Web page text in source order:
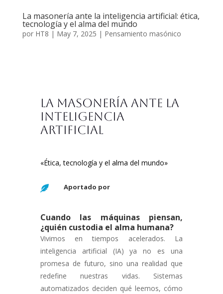
La masonería ante la inteligencia artificial: ética,
tecnología y el alma del mundo
por HT8 | May 7, 2025 | Pensamiento masónico
La masonería ante la
inteligencia
artificial
«Ética, tecnología y el alma del mundo»
 Aportado por
Cuando las máquinas piensan,
¿quién custodia el alma humana?
Vivimos en tiempos acelerados. La
inteligencia artificial (IA) ya no es una
promesa de futuro, sino una realidad que
redefine nuestras vidas. Sistemas
automatizados deciden qué leemos, cómo